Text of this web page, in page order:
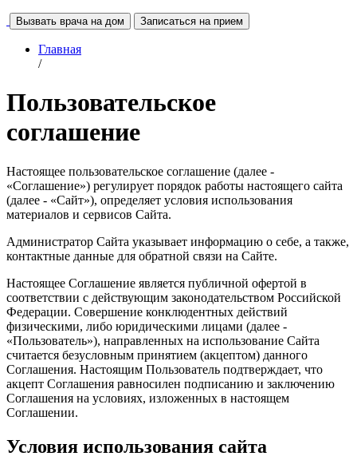
Вызвать врача на дом Записаться на прием
Главная
/
Пользовательское
соглашение
Настоящее пользовательское соглашение (далее -
«Соглашение») регулирует порядок работы настоящего сайта
(далее - «Сайт»), определяет условия использования
материалов и сервисов Сайта.
Администратор Сайта указывает информацию о себе, а также,
контактные данные для обратной связи на Сайте.
Настоящее Соглашение является публичной офертой в
соответствии с действующим законодательством Российской
Федерации. Совершение конклюдентных действий
физическими, либо юридическими лицами (далее -
«Пользователь»), направленных на использование Сайта
считается безусловным принятием (акцептом) данного
Соглашения. Настоящим Пользователь подтверждает, что
акцепт Соглашения равносилен подписанию и заключению
Соглашения на условиях, изложенных в настоящем
Соглашении.
Условия использования сайта